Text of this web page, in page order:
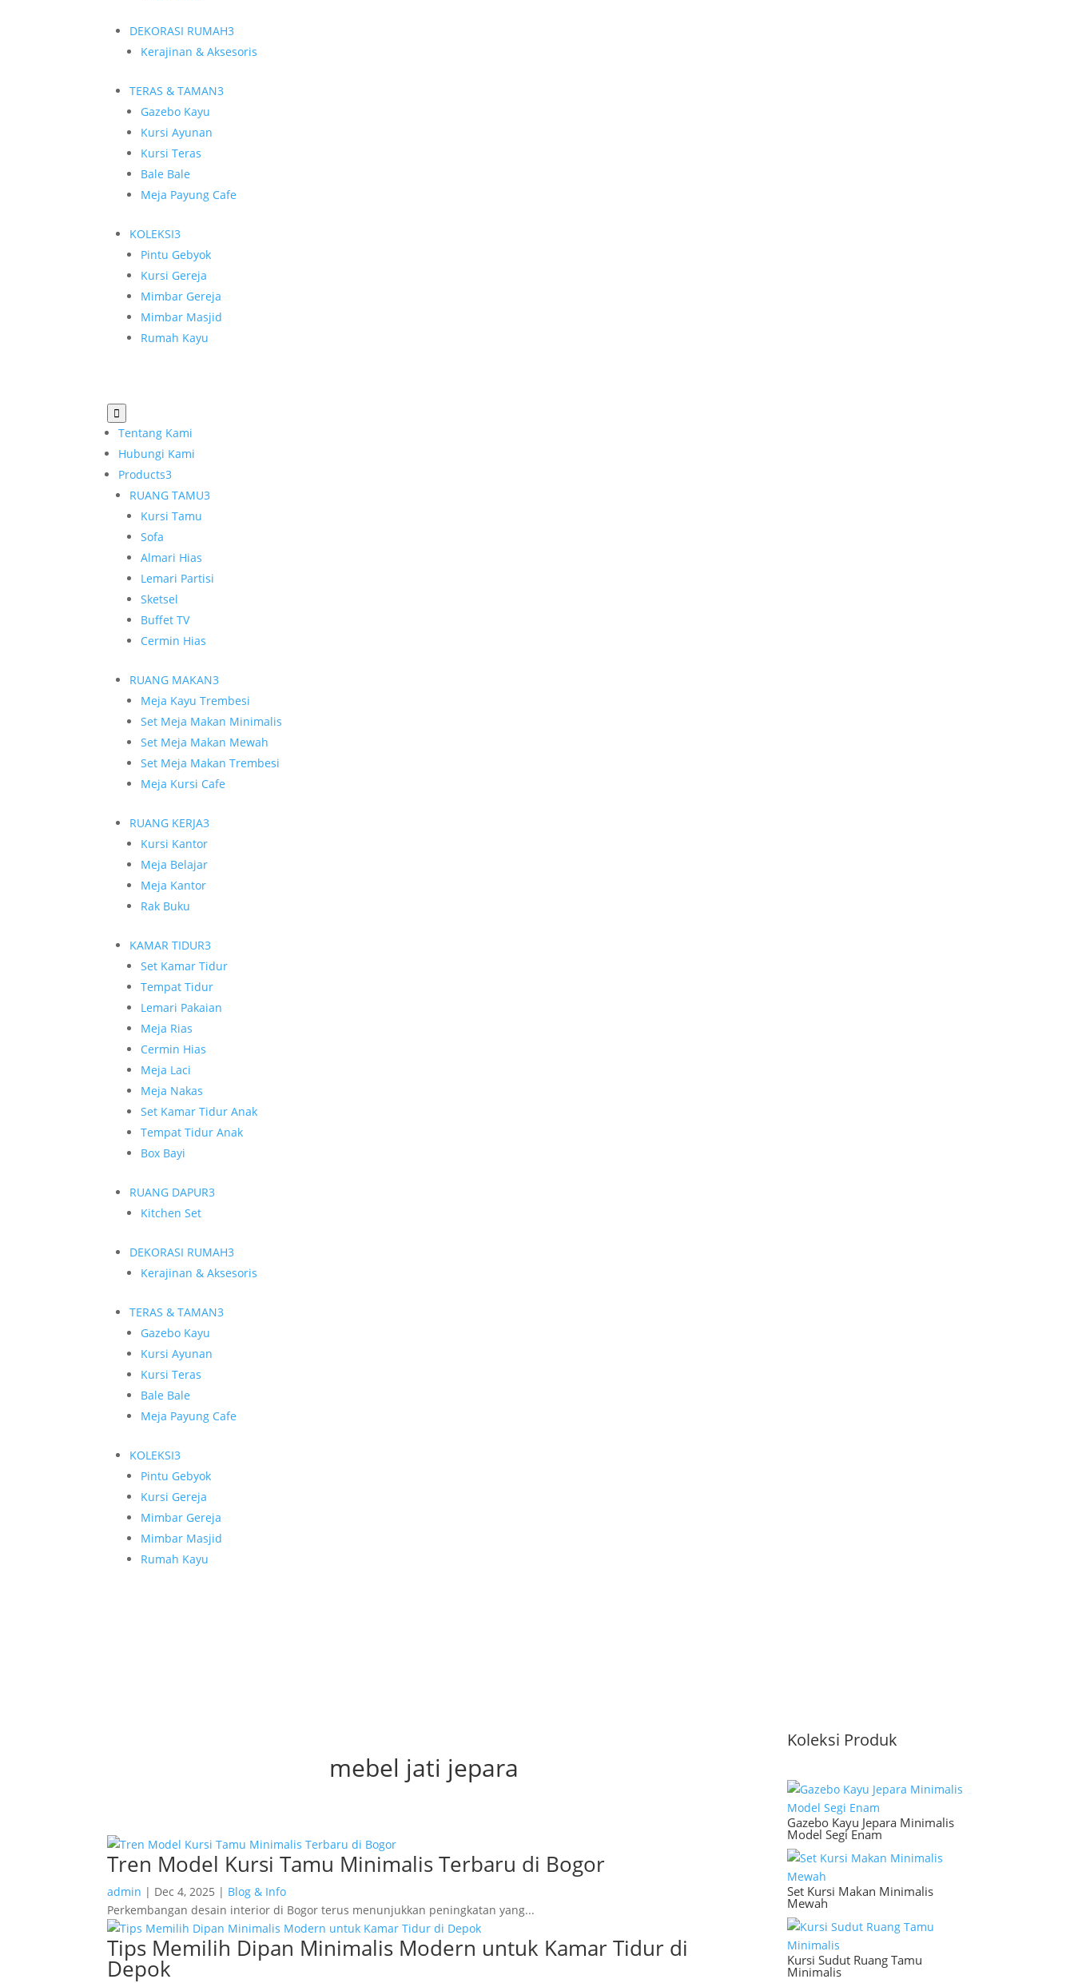
DEKORASI RUMAH3
Kerajinan & Aksesoris
TERAS & TAMAN3
Gazebo Kayu
Kursi Ayunan
Kursi Teras
Bale Bale
Meja Payung Cafe
KOLEKSI3
Pintu Gebyok
Kursi Gereja
Mimbar Gereja
Mimbar Masjid
Rumah Kayu

Tentang Kami
Hubungi Kami
Products3
RUANG TAMU3
Kursi Tamu
Sofa
Almari Hias
Lemari Partisi
Sketsel
Buffet TV
Cermin Hias
RUANG MAKAN3
Meja Kayu Trembesi
Set Meja Makan Minimalis
Set Meja Makan Mewah
Set Meja Makan Trembesi
Meja Kursi Cafe
RUANG KERJA3
Kursi Kantor
Meja Belajar
Meja Kantor
Rak Buku
KAMAR TIDUR3
Set Kamar Tidur
Tempat Tidur
Lemari Pakaian
Meja Rias
Cermin Hias
Meja Laci
Meja Nakas
Set Kamar Tidur Anak
Tempat Tidur Anak
Box Bayi
RUANG DAPUR3
Kitchen Set
DEKORASI RUMAH3
Kerajinan & Aksesoris
TERAS & TAMAN3
Gazebo Kayu
Kursi Ayunan
Kursi Teras
Bale Bale
Meja Payung Cafe
KOLEKSI3
Pintu Gebyok
Kursi Gereja
Mimbar Gereja
Mimbar Masjid
Rumah Kayu
mebel jati jepara
Tren Model Kursi Tamu Minimalis Terbaru di Bogor
admin | Dec 4, 2025 | Blog & Info
Perkembangan desain interior di Bogor terus menunjukkan peningkatan yang...
Tips Memilih Dipan Minimalis Modern untuk Kamar Tidur di
Depok
Koleksi Produk
Gazebo Kayu Jepara Minimalis
Model Segi Enam
Set Kursi Makan Minimalis
Mewah
Kursi Sudut Ruang Tamu
Minimalis